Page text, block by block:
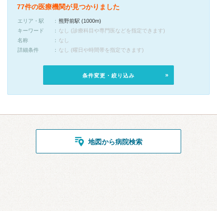
77件の医療機関が見つかりました
エリア・駅
熊野前駅 (1000m)
キーワード
なし (診療科目や専門医などを指定できます)
名称
なし
詳細条件
なし (曜日や時間帯を指定できます)
条件変更・絞り込み
地図から病院検索